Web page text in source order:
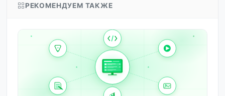
РЕКОМЕНДУЕМ ТАКЖЕ